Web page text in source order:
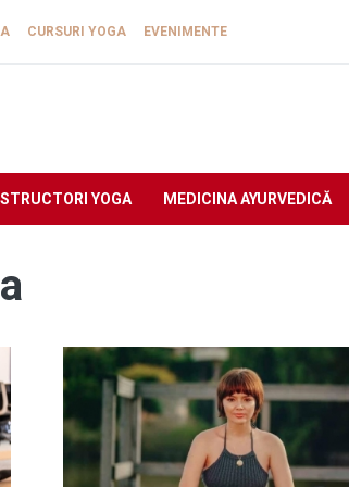
CURSURI YOGA EVENIMENTE
YOGA MEDICINA AYURVEDICĂ